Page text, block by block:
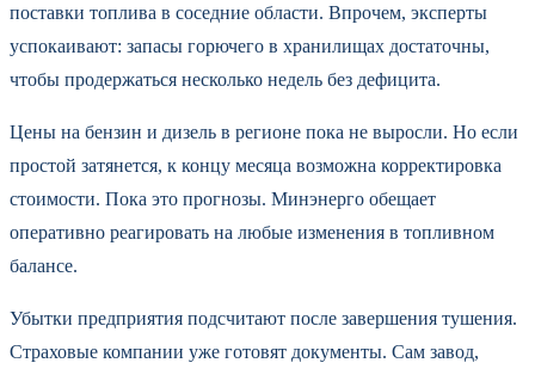
поставки топлива в соседние области. Впрочем, эксперты
успокаивают: запасы горючего в хранилищах достаточны,
чтобы продержаться несколько недель без дефицита.
Цены на бензин и дизель в регионе пока не выросли. Но если
простой затянется, к концу месяца возможна корректировка
стоимости. Пока это прогнозы. Минэнерго обещает
оперативно реагировать на любые изменения в топливном
балансе.
Убытки предприятия подсчитают после завершения тушения.
Страховые компании уже готовят документы. Сам завод,